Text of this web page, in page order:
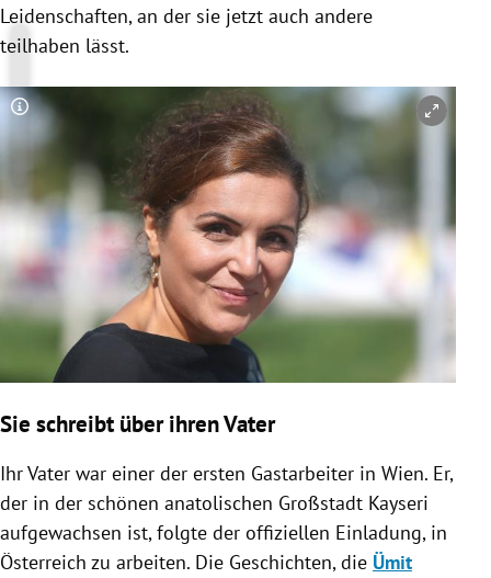
Leidenschaften, an der sie jetzt auch andere
teilhaben lässt.
Copyright-Hinweis öffnen/schließen
Sie schreibt über ihren Vater
Ihr Vater war einer der ersten Gastarbeiter in Wien. Er,
der in der schönen anatolischen Großstadt Kayseri
aufgewachsen ist, folgte der offiziellen Einladung, in
Österreich zu arbeiten. Die Geschichten, die Ümit